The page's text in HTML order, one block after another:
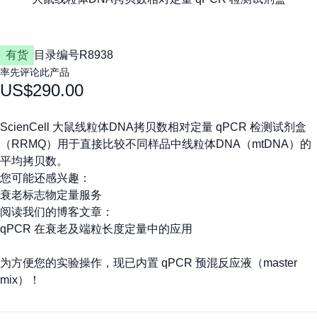
有货 目录编号R8938
率先评论此产品
US$290.00
ScienCell 大鼠线粒体DNA拷贝数相对定量 qPCR 检测试剂盒
（RRMQ）用于直接比较不同样品中线粒体DNA（mtDNA）的
平均拷贝数。
您可能还感兴趣：
衰老标志物定量服务
阅读我们的博客文章：
qPCR 在衰老及端粒长度定量中的应用
为方便您的实验操作，现已内置 qPCR 预混反应液（master
mix）
！